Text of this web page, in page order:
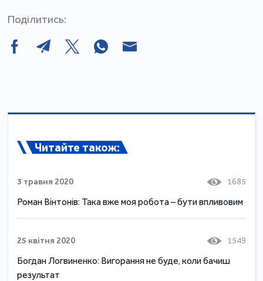
Поділитись:
Читайте також:
3 травня 2020 1685
Роман Вінтонів: Така вже моя робота – бути впливовим
25 квітня 2020 1549
Богдан Логвиненко: Вигорання не буде, коли бачиш
результат